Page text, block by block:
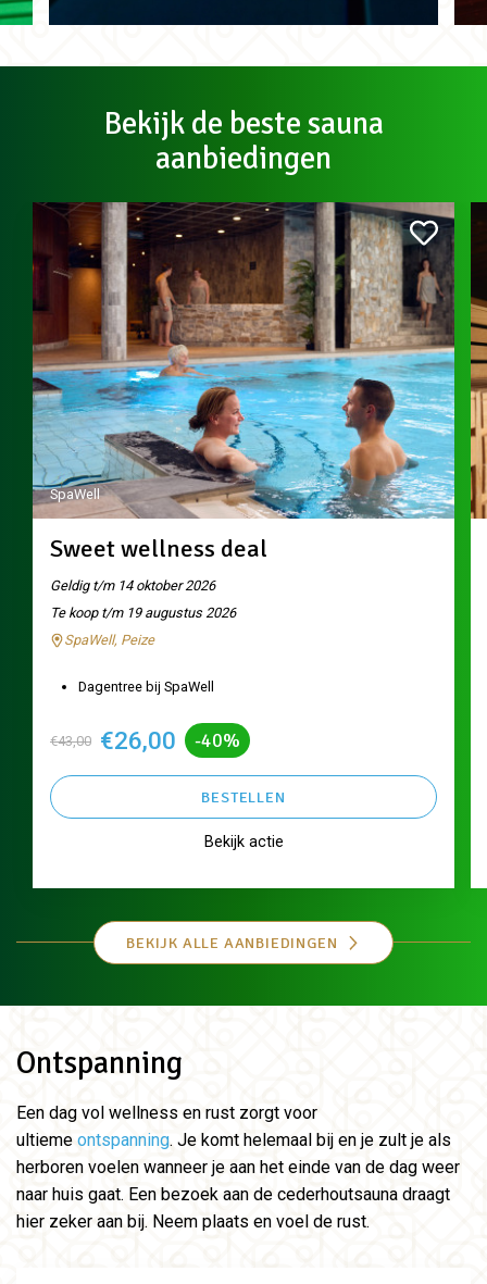
Bekijk de beste sauna
aanbiedingen
SpaWell
Sweet wellness deal
Geldig t/m 14 oktober 2026
Te koop t/m 19 augustus 2026
SpaWell, Peize
Dagentree bij SpaWell
€43,00 €26,00 -40%
BESTELLEN
Bekijk actie
BEKIJK ALLE AANBIEDINGEN
Ontspanning
Een dag vol wellness en rust zorgt voor
ultieme ontspanning. Je komt helemaal bij en je zult je als
herboren voelen wanneer je aan het einde van de dag weer
naar huis gaat. Een bezoek aan de cederhoutsauna draagt
hier zeker aan bij. Neem plaats en voel de rust.